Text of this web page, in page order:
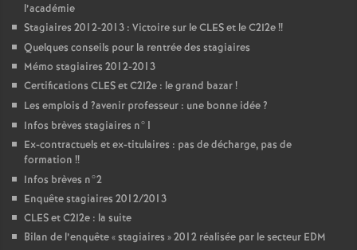
l’académie
Stagiaires 2012-2013 : Victoire sur leCLESet le C2I2e!!
Quelques conseils pour la rentrée des stagiaires
Mémo stagiaires 2012-2013
Certifications CLESet C2I2e : le grand bazar!
Les emplois d ?avenir professeur : une bonne idée?
Infos brèves stagiaires n°1
Ex-contractuels et ex-titulaires : pas de décharge, pas de
formation !!
Infos brèves n°2
Enquête stagiaires 2012/2013
CLESet C2I2e : la suite
Bilan de l’enquête «stagiaires » 2012 réalisée par le secteur EDM